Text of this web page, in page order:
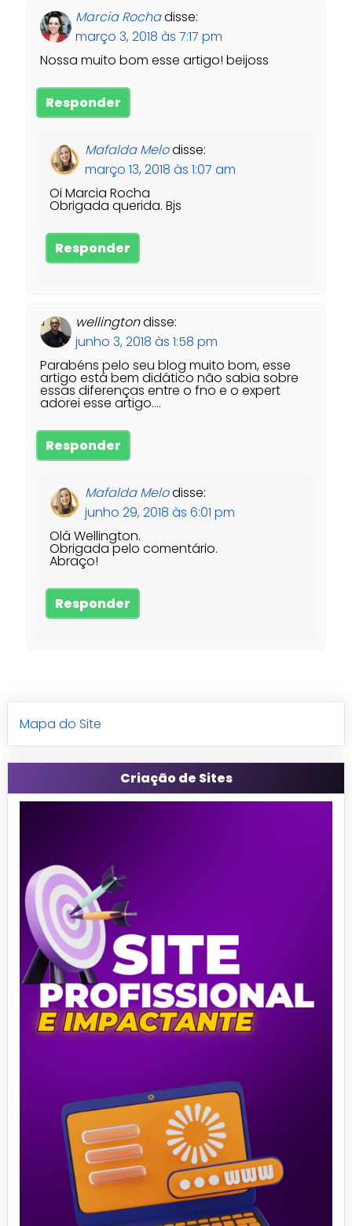
Marcia Rochadisse:
março 3, 2018 às 7:17 pm
Nossa muito bom esse artigo! beijoss
Responder
Mafalda Melodisse:
março 13, 2018 às 1:07 am
Oi Marcia Rocha
Obrigada querida. Bjs
Responder
wellingtondisse:
junho 3, 2018 às 1:58 pm
Parabéns pelo seu blog muito bom, esse
artigo está bem didático não sabia sobre
essas diferenças entre o fno e o expert
adorei esse artigo….
Responder
Mafalda Melodisse:
junho 29, 2018 às 6:01 pm
Olá Wellington.
Obrigada pelo comentário.
Abraço!
Responder
Mapa do Site
Criação de Sites